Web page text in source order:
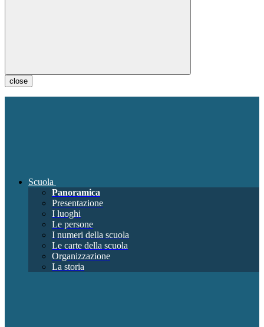
close
Scuola
Panoramica
Presentazione
I luoghi
Le persone
I numeri della scuola
Le carte della scuola
Organizzazione
La storia